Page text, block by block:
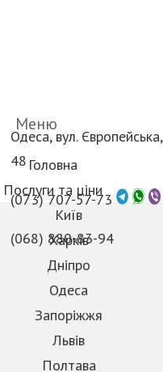
Одеса, вул. Європейська,
48
(073) 707-57-73
(068) 880-83-94
Меню
Головна
Послуги та ціни
Київ
Харків
Дніпро
Одеса
Запоріжжя
Львів
Полтава